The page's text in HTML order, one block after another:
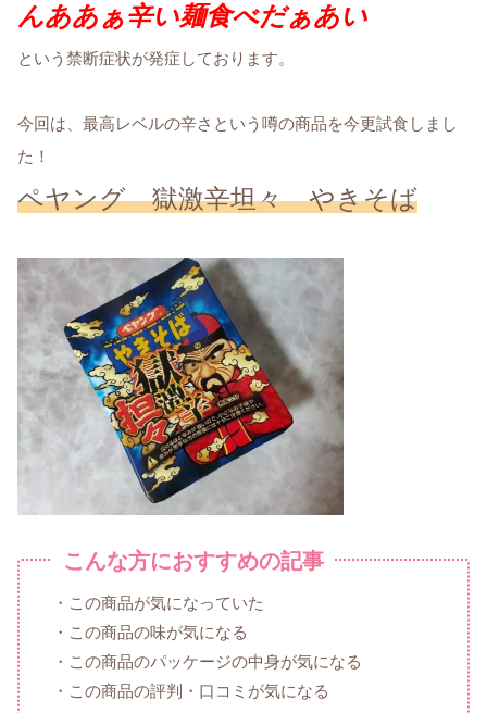
んああぁ辛い麺食べだぁあい
という禁断症状が発症しております。
今回は、最高レベルの辛さという噂の商品を今更試食しまし
た！
ペヤング 獄激辛坦々 やきそば
こんな方におすすめの記事
・この商品が気になっていた
・この商品の味が気になる
・この商品のパッケージの中身が気になる
・この商品の評判・口コミが気になる